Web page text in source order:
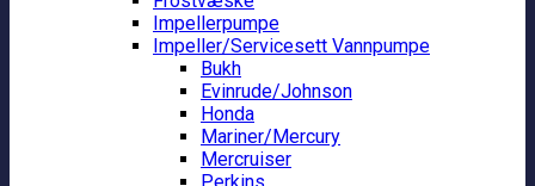
Impellerpumpe
Impeller/Servicesett Vannpumpe
Bukh
Evinrude/Johnson
Honda
Mariner/Mercury
Mercruiser